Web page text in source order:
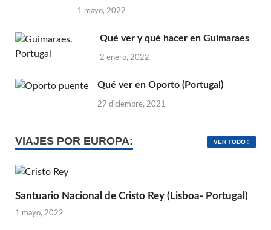
1 mayo, 2022
Qué ver y qué hacer en Guimaraes
2 enero, 2022
Qué ver en Oporto (Portugal)
27 diciembre, 2021
VIAJES POR EUROPA: VER TODO
Santuario Nacional de Cristo Rey (Lisboa- Portugal)
1 mayo, 2022